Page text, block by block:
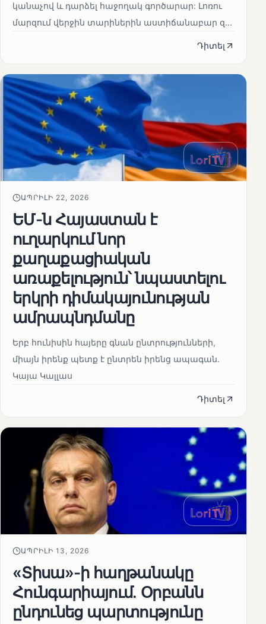
կանաչով և դարձել հաջողակ գործարար: Լոռու
մարզում վերջին տարիներին աստիճանաբար զ...
Դիտել
ԱՊՐԻԼԻ 22, 2026
ԵՄ-ն Հայաստան է
ուղարկում նոր
քաղաքացիական
առաքելություն՝ նպաստելու
երկրի դիմակայունության
ամրապնդմանը
Երբ հունիսին հայերը գնան ընտրությունների,
միայն իրենք պետք է ընտրեն իրենց ապագան.
Կայա Կալլաս
Դիտել
ԱՊՐԻԼԻ 13, 2026
«Տիսա»-ի հաղթանակը
Հունգարիայում․ Օրբանն
ընդունեց պարտությունը